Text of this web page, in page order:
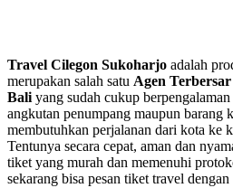
Travel Cilegon Sukoharjo adalah
merupakan salah satu Agen
Baliyang sudah cukup
angkutan penumpang maupun barang
membutuhkan perjalanan dari kota ke
Tentunya secara cepat, aman dan
tiket yang murah dan memenuhi
sekarang bisa pesan tiket travel dengan